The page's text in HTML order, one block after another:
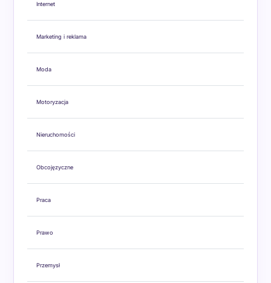
Internet
Marketing i reklama
Moda
Motoryzacja
Nieruchomości
Obcojęzyczne
Praca
Prawo
Przemysł